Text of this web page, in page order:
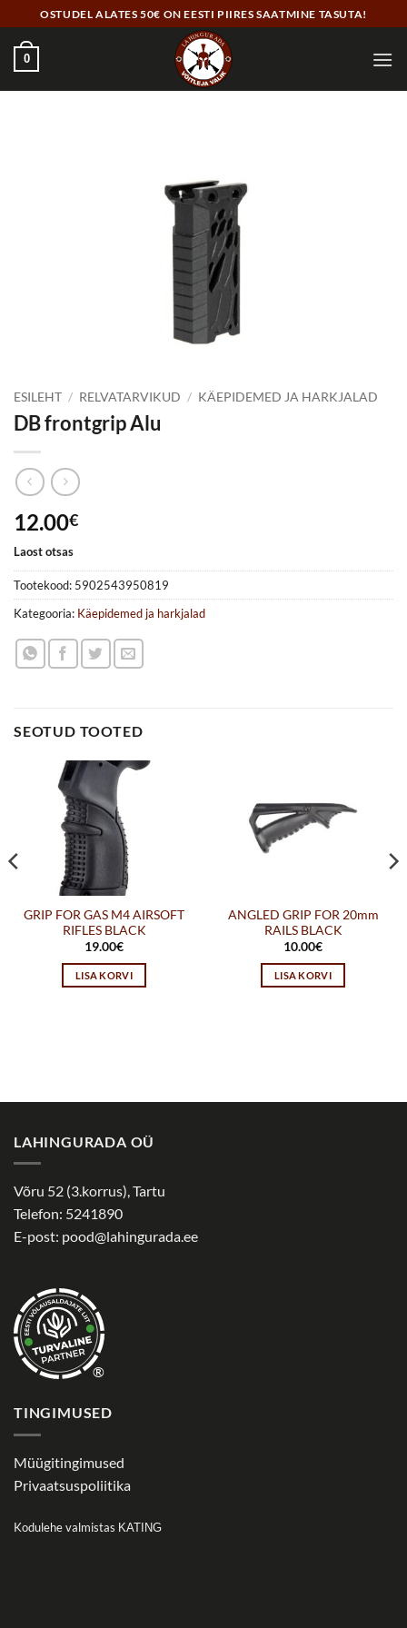
to
content
OSTUDEL ALATES 50€ ON EESTI PIIRES SAATMINE TASUTA!
0
ESILEHT / RELVATARVIKUD / KÄEPIDEMED JA HARKJALAD
DB frontgrip Alu
12.00€
Laost otsas
Tootekood: 5902543950819
Kategooria: Käepidemed ja harkjalad
SEOTUD TOOTED
GRIP FOR GAS M4 AIRSOFT
RIFLES BLACK
19.00€
LISA KORVI
ANGLED GRIP FOR 20mm
RAILS BLACK
10.00€
LISA KORVI
LAHINGURADA OÜ
Võru 52 (3.korrus), Tartu
Telefon: 5241890
E-post: pood@lahingurada.ee
®
TINGIMUSED
Müügitingimused
Privaatsuspoliitika
Kodulehe valmistas KATING